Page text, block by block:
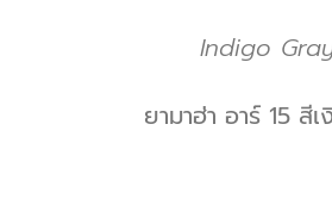
Indigo
ยามาฮ่า อาร์ 15 สีเ